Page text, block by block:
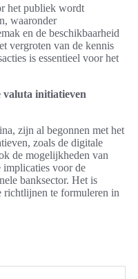
het publiek wordt
waaronder
en de beschikbaarheid
vergroten van de kennis
is essentieel voor het
valuta initiatieven
zijn al begonnen met het
zoals de digitale
de mogelijkheden van
implicaties voor de
banksector. Het is
te formuleren in